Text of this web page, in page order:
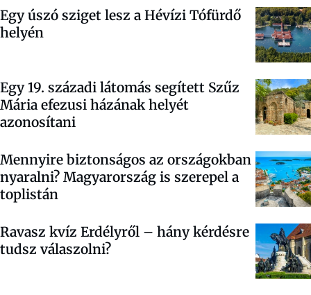
Egy úszó sziget lesz a Hévízi Tófürdő
helyén
Egy 19. századi látomás segített Szűz
Mária efezusi házának helyét
azonosítani
Mennyire biztonságos az országokban
nyaralni? Magyarország is szerepel a
toplistán
Ravasz kvíz Erdélyről – hány kérdésre
tudsz válaszolni?